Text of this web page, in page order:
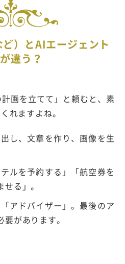
）とAIエージェント
違う？
画を立てて」と頼むと、素
れますよね。
し、文章を作り、画像を生
テルを予約する」「航空券を
る」。
アドバイザー」。最後のア
があります。